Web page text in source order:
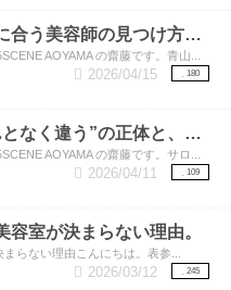
【美容室難民】自分に合う美容師の見つけ方と、しっくりくる理由。
AOYAMA の齋藤です。青山...
180
2026/04/15
【美容室難民】“なんとなく違う”の正体と、美容師が見ているもの。
AOYAMA の齋藤です。サロ...
109
2026/04/11
容室が決まらない理由。
らない理由こんにちは。表参...
245
2026/03/12